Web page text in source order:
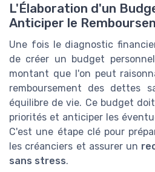
L'Élaboration d'un
Anticiper le
Une fois le diagnostic
de créer un budget
montant que l'on peut
remboursement des dettes
équilibre de vie. Ce budget
priorités et anticiper les
C'est une étape clé pour
les créanciers et assurer un
sans stress.